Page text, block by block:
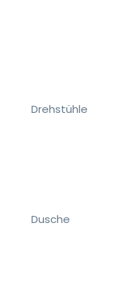
Drehstühle
Dusche